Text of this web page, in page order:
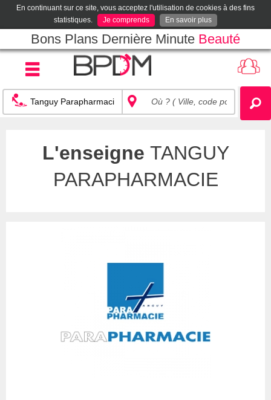
En continuant sur ce site, vous acceptez l'utilisation de cookies à des fins
statistiques.
Je comprends En savoir plus
Bons Plans Dernière Minute Beauté
L'enseigne TANGUY
PARAPHARMACIE